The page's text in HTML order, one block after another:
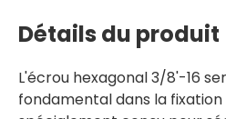
Détails du produit
L'écrou hexagonal 3/8'-16
fondamental dans la fixation